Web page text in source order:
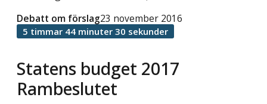
Statens budget 2017
Rambeslutet
Debatt om förslag23 november 2016
5 timmar 44 minuter 30 sekunder